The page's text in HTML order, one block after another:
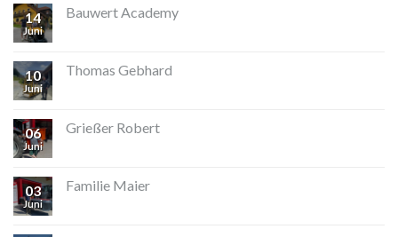
14
Juni
Bauwert Academy
10
Juni
Thomas Gebhard
06
Juni
Grießer Robert
03
Juni
Familie Maier